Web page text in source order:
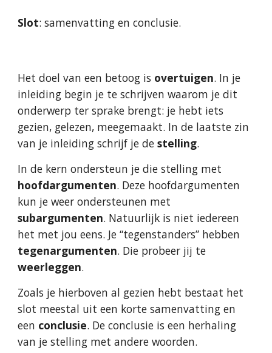
Slot: samenvatting en conclusie.
Het doel van een betoog is overtuigen. In je
inleiding begin je te schrijven waarom je dit
onderwerp ter sprake brengt: je hebt iets
gezien, gelezen, meegemaakt. In de laatste zin
van je inleiding schrijf je de stelling.
hoofdargumenten. Deze hoofdargumenten
subargumenten. Natuurlijk is niet iedereen
tegenargumenten
weerleggen.
Zoals je hierboven al gezien hebt bestaat het
slot meestal uit een korte samenvatting en
een conclusie. De conclusie is een herhaling
van je stelling met andere woorden.